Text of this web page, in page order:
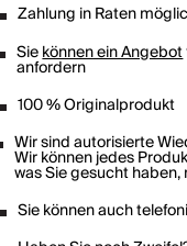
Zahlung in Raten
Siekönnen ein Angebot
anfordern
100 % Originalprodukt
Wir sind autorisierte
Wir können jedes
was Sie gesucht
Sie können auch